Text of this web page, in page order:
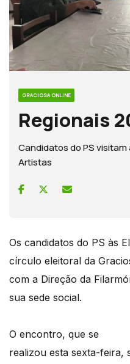
GRACIOSA ONLINE
Regionais
Candidatos do PS visitam
Artistas
Os candidatos do PS às
círculo eleitoral da
com a Direção da
sua sede social.
O encontro, que se
realizou esta sexta-feira,